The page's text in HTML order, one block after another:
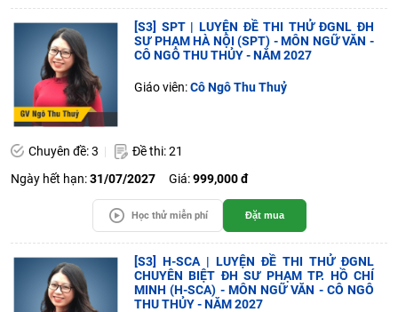
[S3] SPT | LUYỆN ĐỀ THI THỬ ĐGNL ĐH
SƯ PHẠM HÀ NỘI (SPT) - MÔN NGỮ VĂN -
CÔ NGÔ THU THỦY - NĂM 2027
Giáo viên:Cô Ngô Thu Thuỷ
Chuyên đề: 3
Đề thi: 21
Ngày hết hạn:31/07/2027 Giá:999,000 đ
Học thử miễn phí Đặt mua
[S3] H-SCA | LUYỆN ĐỀ THI THỬ ĐGNL
CHUYÊN BIỆT ĐH SƯ PHẠM TP. HỒ CHÍ
MINH (H-SCA) - MÔN NGỮ VĂN - CÔ NGÔ
THU THỦY - NĂM 2027